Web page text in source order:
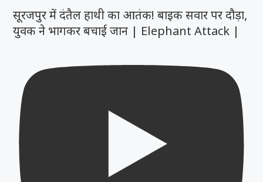
सूरजपुर में दंतैल हाथी का आतंक! बाइक सवार पर दौड़ा,
युवक ने भागकर बचाई जान | Elephant Attack |